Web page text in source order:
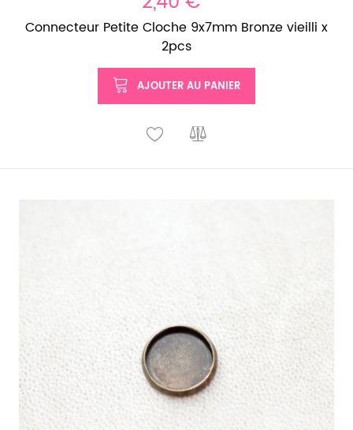
Connecteur Petite Cloche 9x7mm Bronze vieilli x
2pcs
AJOUTER AU PANIER